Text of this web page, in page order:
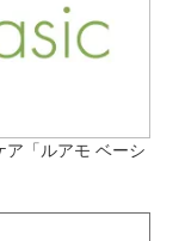
ア「ルアモ ベーシ